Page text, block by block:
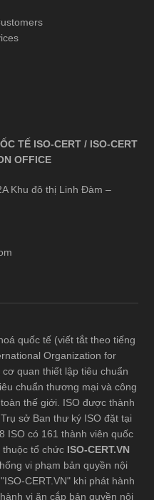
TẾ ISO-CERT / ISO-CERT
OFFICE
Khu đô thị Linh Đàm –
quốc tế (viết tắt theo tiếng
Organization for
quan thiết lập tiêu chuẩn
chuẩn thương mại và công
thế giới. ISO được thành
sở Ban thư ký ISO đặt tại
ISO có 161 thành viên quốc
thuộc tổ chức ISO-CERT.VN
vi phạm bản quyền nội
CERT.VN" khi phát hành
vi ăn cắp bản quyền nội